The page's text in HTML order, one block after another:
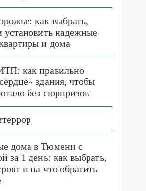
как выбрать,
установить надежные
и дома
как правильно
здания, чтобы
без сюрпризов
дома в Тюмени с
за 1 день: как выбрать,
и на что обратить